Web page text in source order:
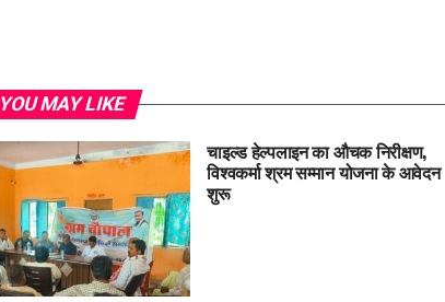
YOU MAY LIKE
चाइल्ड हेल्पलाइन का औचक निरीक्षण,
विश्वकर्मा श्रम सम्मान योजना के आवेदन
शुरू